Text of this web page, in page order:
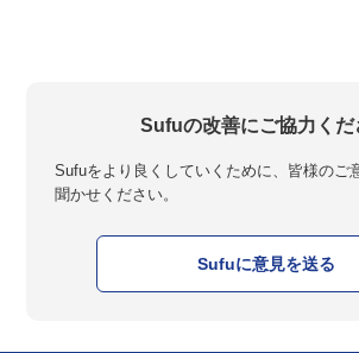
Sufuの改善にご協力くだ
Sufuをより良くしていくために、皆様のご
聞かせください。
Sufuに意見を送る